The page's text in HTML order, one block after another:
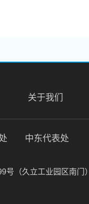
关于我们
中东代表处
号（久立工业园区南门）